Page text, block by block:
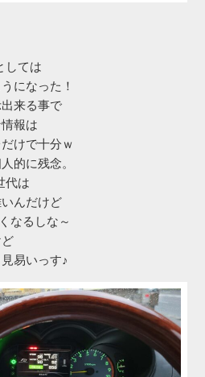
しては
になった！
来る事で
報は
けで十分ｗ
的に残念。
代は
んだけど
なるしな～
易いっす♪